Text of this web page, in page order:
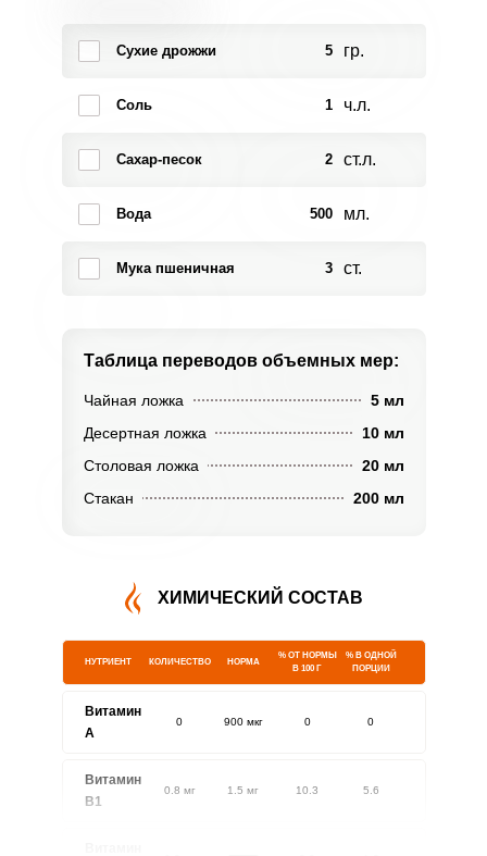
Сухие дрожжи 5 гр.
Соль 1 ч.л.
Сахар-песок 2 ст.л.
Вода 500 мл.
Мука пшеничная 3 ст.
Таблица переводов объемных мер:
Чайная ложка
5 мл
Десертная ложка
10 мл
Столовая ложка
20 мл
Стакан
200 мл
ХИМИЧЕСКИЙ СОСТАВ
НУТРИЕНТ КОЛИЧЕСТВО НОРМА
% ОТ НОРМЫ
В 100 Г
% В ОДНОЙ
ПОРЦИИ
Витамин
A
0 900 мкг 0 0
Витамин
В1
0.8 мг 1.5 мг 10.3 5.6